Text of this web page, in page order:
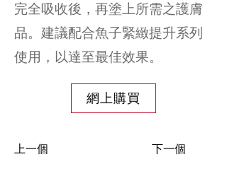
完全吸收後，再塗上所需之護膚
品。建議配合魚子緊緻提升系列
使用，以達至最佳效果。
網上購買
上一個 下一個